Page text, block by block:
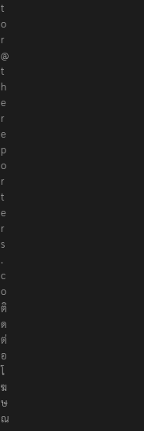
t
o
r
@
t
h
e
r
e
p
o
r
t
e
r
s
.
c
o
ติ
ด
ต่
อ
โ
ฆ
ษ
ณ